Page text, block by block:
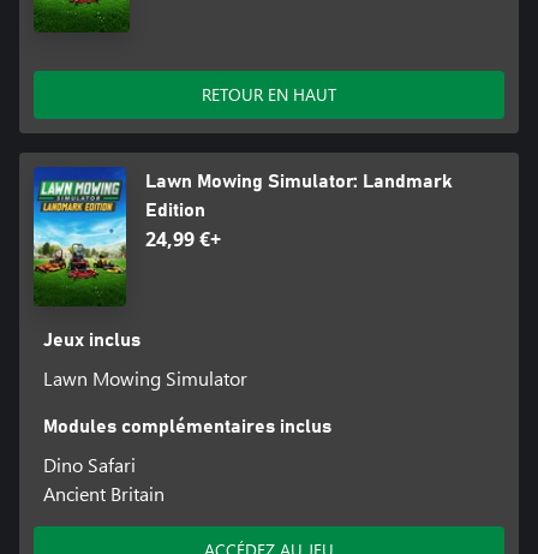
RETOUR EN HAUT
Lawn Mowing Simulator: Landmark
Edition
24,99 €+
Jeux inclus
Lawn Mowing Simulator
Modules complémentaires inclus
Dino Safari
Ancient Britain